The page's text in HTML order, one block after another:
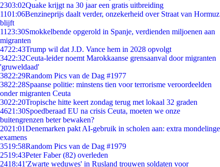
2303:02Quake krijgt na 30 jaar een gratis uitbreiding
1101:06Benzineprijs daalt verder, onzekerheid over Straat van Hormuz
blijft
11 23:30Smokkelbende opgerold in Spanje, verdienden miljoenen aan
migranten
4722:43Trump wil dat J.D. Vance hem in 2028 opvolgt
3422:32Ceuta-leider noemt Marokkaanse grensaanval door migranten
'gruweldaad'
3822:29Random Pics van de Dag #1977
3822:28Spaanse politie: minstens tien voor terrorisme veroordeelden
onder migranten Ceuta
3022:20Tropische hitte keert zondag terug met lokaal 32 graden
4621:30Spoedberaad EU na crisis Ceuta, moeten we onze
buitengrenzen beter bewaken?
2021:01Denemarken pakt AI-gebruik in scholen aan: extra mondelinge
examens
3519:58Random Pics van de Dag #1979
2519:43Peter Faber (82) overleden
2418:41'Zwarte weduwes' in Rusland trouwen soldaten voor